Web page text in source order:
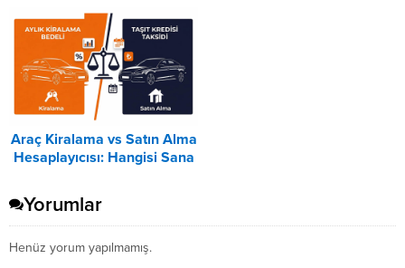
Araç Kiralama vs Satın Alma
Hesaplayıcısı: Hangisi Sana
Yorumlar
Henüz yorum yapılmamış.